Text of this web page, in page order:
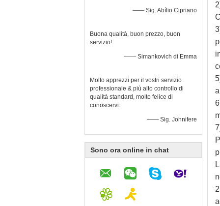
—— Sig. Abílio Cipriano
Buona qualità, buon prezzo, buon
servizio!
—— Simankovich di Emma
Molto apprezzi per il vostri servizio
professionale & più alto controllo di
qualità standard, molto felice di
conoscervi.
—— Sig. Johnifere
Sono ora online in chat